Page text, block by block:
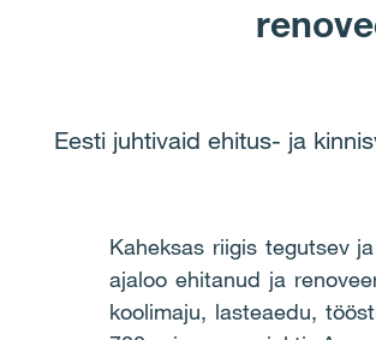
Eesti juhtivaid ehitus- ja
Kaheksas riigis tegutsev
ajaloo ehitanud ja
koolimaju, lasteaedu,